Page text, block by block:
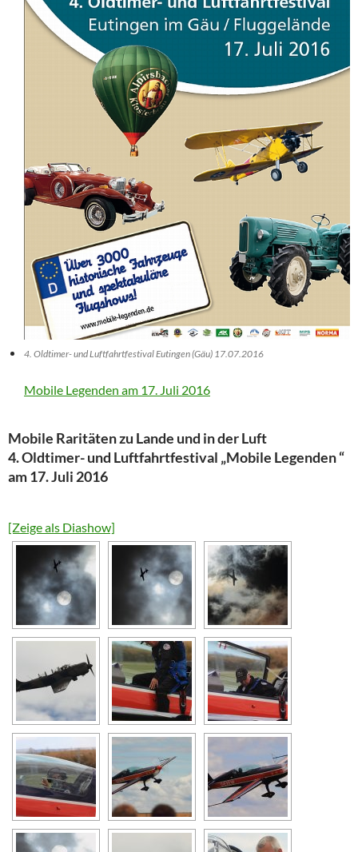
4. Oldtimer- und Luftfahrtfestival Eutingen (Gäu) 17.07.2016
Mobile Legenden am 17. Juli 2016
Mobile Raritäten zu Lande und in der Luft
4. Oldtimer- und Luftfahrtfestival „Mobile Legenden “
am 17. Juli 2016
[Zeige als Diashow]